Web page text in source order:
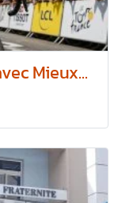
Mieux...